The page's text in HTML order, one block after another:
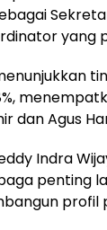
yang
dan Agus
Indra
penting
profil